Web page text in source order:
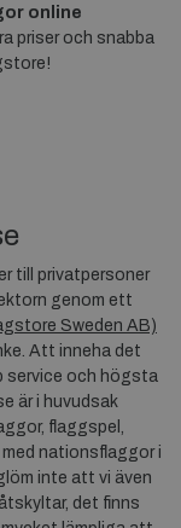
online
priser och snabba
till privatpersoner
genom ett
Sweden AB)
Att inneha det
service och högsta
är i huvudsak
flaggspel,
nationsflaggor i
inte att vi även
det finns